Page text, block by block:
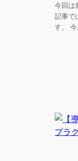
今回は
記事で
す。